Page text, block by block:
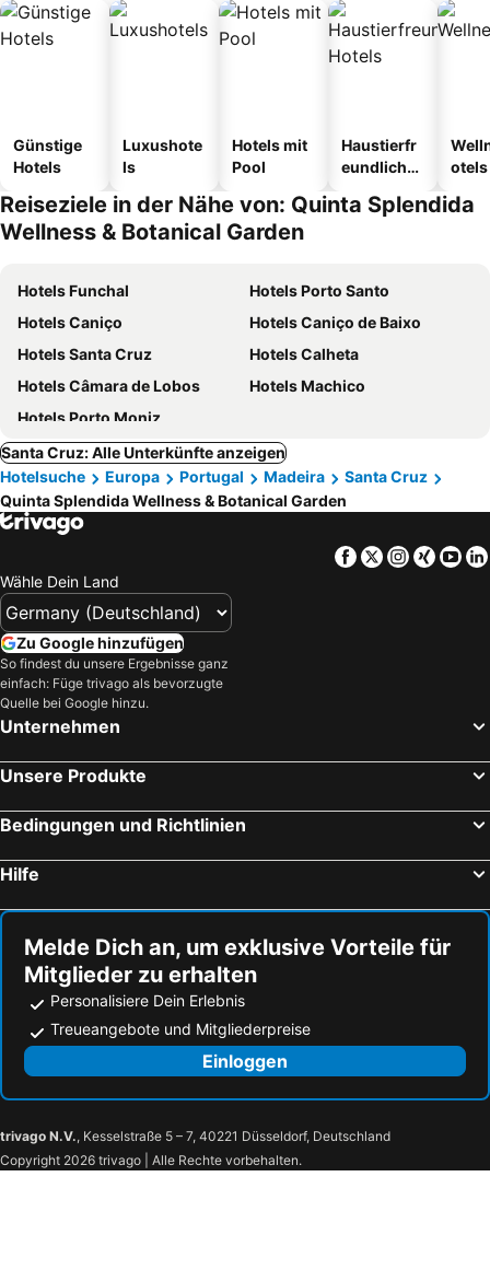
Günstige
Hotels
Luxushote
ls
Hotels mit
Pool
Haustierfr
eundliche
otels
Reiseziele in der Nähe von: Quinta Splendida
Wellness & Botanical Garden
Hotels Funchal
Hotels Porto Santo
Hotels Caniço
Hotels Caniço de Baixo
Hotels Santa Cruz
Hotels Calheta
Hotels Câmara de Lobos
Hotels Machico
Hotels Porto Moniz
Santa Cruz: Alle Unterkünfte anzeigen
Hotelsuche
Europa Portugal Madeira
Santa Cruz
Quinta Splendida Wellness & Botanical Garden
Facebook
TwitterXing
Wähle Dein Land
Zu Google hinzufügen
So findest du unsere Ergebnisse ganz
einfach: Füge trivago als bevorzugte
Quelle bei Google hinzu.
Unternehmen
Unsere Produkte
Bedingungen und Richtlinien
Hilfe
Melde Dich an, um exklusive Vorteile für
Mitglieder zu erhalten
Personalisiere Dein Erlebnis
Treueangebote und Mitgliederpreise
Einloggen
trivago N.V., Kesselstraße 5 – 7, 40221 Düsseldorf, Deutschland
Copyright 2026 trivago | Alle Rechte vorbehalten.